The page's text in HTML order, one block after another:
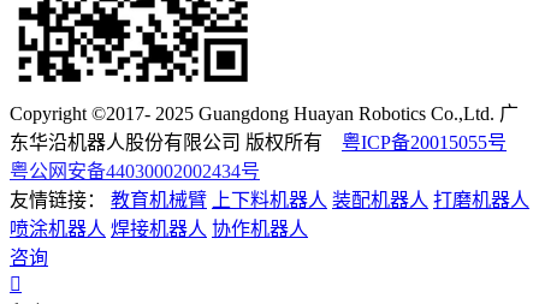
Copyright ©2017- 2025 Guangdong Huayan Robotics Co.,Ltd. 广
东华沿机器人股份有限公司 版权所有 粤ICP备20015055号
粤公网安备44030002002434号
友情链接：
教育机械臂 上下料机器人 装配机器人 打磨机器人
喷涂机器人 焊接机器人 协作机器人
咨询